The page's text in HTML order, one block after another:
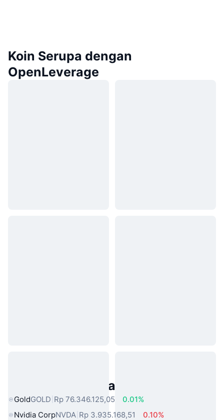
Koin Serupa dengan
OpenLeverage
Aset Dunia Nyata Populer
GoldGOLD Rp 76.346.125,05
0.01%
Nvidia CorpNVDA Rp 3.935.168,51
0.10%